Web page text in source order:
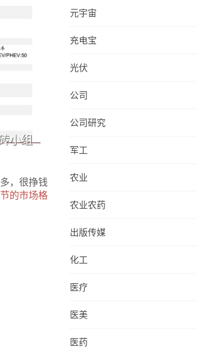
，很挣钱
的市场格
元宇宙
充电宝
光伏
公司
公司研究
军工
农业
农业农药
出版传媒
化工
医疗
医美
医药